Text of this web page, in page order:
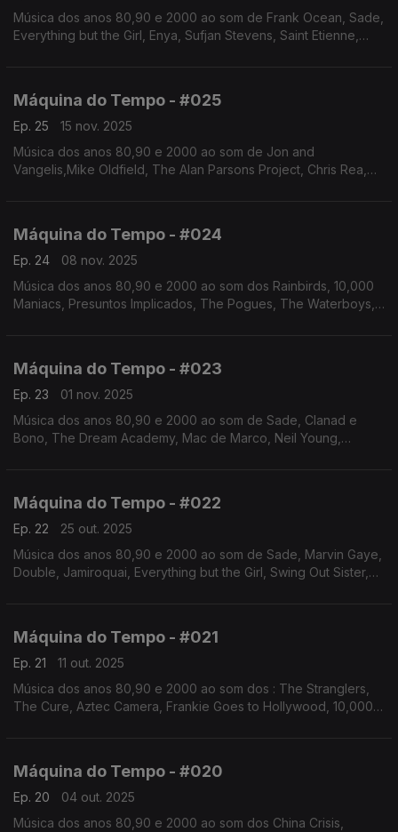
Música dos anos 80,90 e 2000 ao som de Frank Ocean, Sade,
Everything but the Girl, Enya, Sufjan Stevens, Saint Etienne,
Máquina do Tempo - #025
Ep. 25
15 nov. 2025
Música dos anos 80,90 e 2000 ao som de Jon and
Vangelis,Mike Oldfield, The Alan Parsons Project, Chris Rea,
Máquina do Tempo - #024
Ep. 24
08 nov. 2025
Música dos anos 80,90 e 2000 ao som dos Rainbirds, 10,000
Maniacs, Presuntos Implicados, The Pogues, The Waterboys,
Máquina do Tempo - #023
Ep. 23
01 nov. 2025
Música dos anos 80,90 e 2000 ao som de Sade, Clanad e
Bono, The Dream Academy, Mac de Marco, Neil Young,
Máquina do Tempo - #022
Ep. 22
25 out. 2025
Música dos anos 80,90 e 2000 ao som de Sade, Marvin Gaye,
Double, Jamiroquai, Everything but the Girl, Swing Out Sister,
Máquina do Tempo - #021
Ep. 21
11 out. 2025
Música dos anos 80,90 e 2000 ao som dos : The Stranglers,
The Cure, Aztec Camera, Frankie Goes to Hollywood, 10,000
Máquina do Tempo - #020
Ep. 20
04 out. 2025
Música dos anos 80,90 e 2000 ao som dos China Crisis,